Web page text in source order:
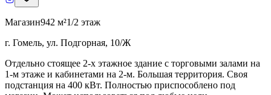
Магазин942 м²1/2 этаж
г. Гомель, ул. Подгорная, 10/Ж
Отдельно стоящее 2-х этажное здание с торговыми залами на
1-м этаже и кабинетами на 2-м. Большая территория. Своя
подстанция на 400 кВт. Полностью приспособлено под